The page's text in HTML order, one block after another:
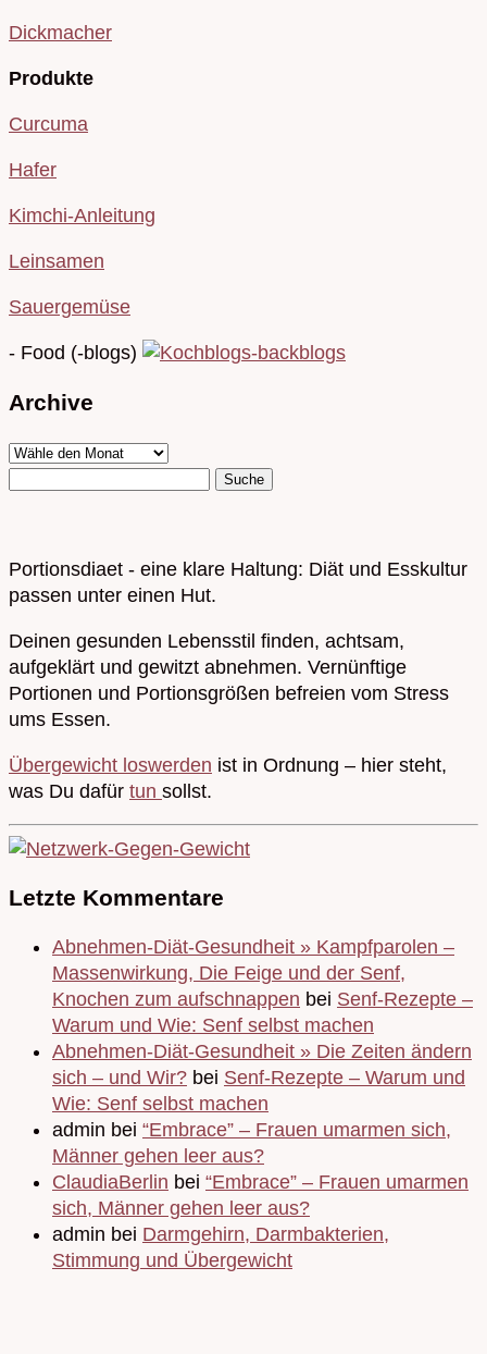
Dickmacher
Produkte
Curcuma
Hafer
Kimchi-Anleitung
Leinsamen
Sauergemüse
- Food (-blogs)
Archive
Portionsdiaet - eine klare Haltung: Diät und Esskultur
passen unter einen Hut.
Deinen gesunden Lebensstil finden, achtsam,
aufgeklärt und gewitzt abnehmen. Vernünftige
Portionen und Portionsgrößen befreien vom Stress
ums Essen.
Übergewicht loswerden ist in Ordnung – hier steht,
was Du dafür tun sollst.
Letzte Kommentare
Abnehmen-Diät-Gesundheit » Kampfparolen –
Massenwirkung, Die Feige und der Senf,
Knochen zum aufschnappen bei Senf-Rezepte –
Warum und Wie: Senf selbst machen
Abnehmen-Diät-Gesundheit » Die Zeiten ändern
sich – und Wir? bei Senf-Rezepte – Warum und
Wie: Senf selbst machen
admin bei “Embrace” – Frauen umarmen sich,
Männer gehen leer aus?
ClaudiaBerlin bei “Embrace” – Frauen umarmen
sich, Männer gehen leer aus?
admin bei Darmgehirn, Darmbakterien,
Stimmung und Übergewicht